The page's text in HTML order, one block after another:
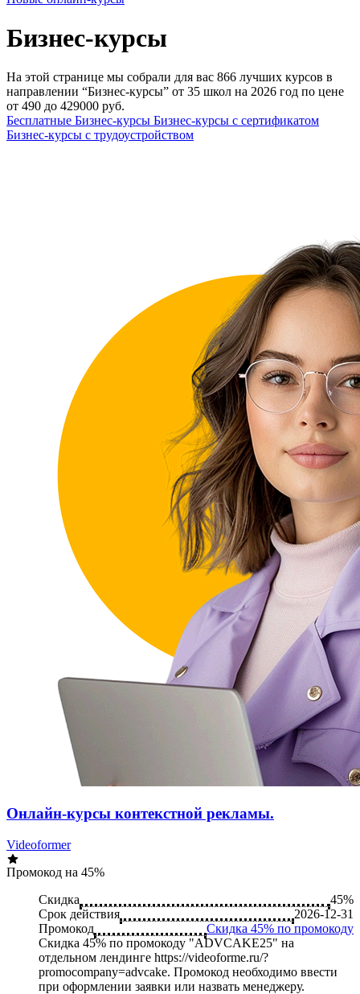
Бизнес-курсы
На этой странице мы собрали для вас 866 лучших курсов в
направлении “Бизнес-курсы” от 35 школ на 2026 год по цене
от 490 до 429000 руб.
Бесплатные Бизнес-курсы Бизнес-курсы с сертификатом
Бизнес-курсы с трудоустройством
Онлайн-курсы контекстной рекламы.
Videoformer
Промокод на 45%
Скидка
45%
Срок действия
2026-12-31
Промокод
Скидка 45% по промокоду
Скидка 45% по промокоду "ADVCAKE25" на
отдельном лендинге https://videoforme.ru/?
promocompany=advcake. Промокод необходимо ввести
при оформлении заявки или назвать менеджеру.